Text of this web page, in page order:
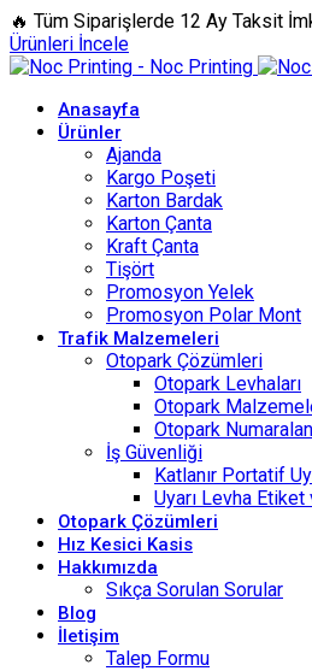
🔥 Tüm Siparişlerde 12 Ay Taksit
Ürünleri İncele
Anasayfa
Ürünler
Ajanda
Kargo Poşeti
Karton Bardak
Karton Çanta
Kraft Çanta
Tişört
Promosyon Yelek
Promosyon Polar Mont
Trafik Malzemeleri
Otopark Çözümleri
Otopark Levhaları
Otopark
Otopark
İş Güvenliği
Katlanır Portatif
Uyarı Levha
Otopark Çözümleri
Hız Kesici Kasis
Hakkımızda
Sıkça Sorulan Sorular
Blog
İletişim
Talep Formu